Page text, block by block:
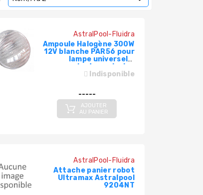
AstralPool-Fluidra
Ampoule Halogène 300W
12V blanche PAR56 pour
lampe universelle
projecteur piscine
RUPTURE DEFINITIVE
Indisponible
-----
AJOUTER
AU PANIER
AstralPool-Fluidra
Attache panier robot
Ultramax Astralpool
9204NT